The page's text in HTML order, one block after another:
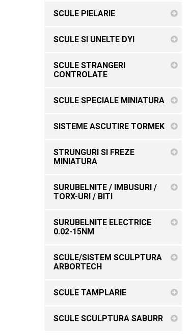
SCULE PIELARIE
SCULE SI UNELTE DYI
SCULE STRANGERI
CONTROLATE
SCULE SPECIALE MINIATURA
SISTEME ASCUTIRE TORMEK
STRUNGURI SI FREZE
MINIATURA
SURUBELNITE / IMBUSURI /
TORX-URI / BITI
SURUBELNITE ELECTRICE
0.02-15NM
SCULE/SISTEM SCULPTURA
ARBORTECH
SCULE TAMPLARIE
SCULE SCULPTURA SABURR